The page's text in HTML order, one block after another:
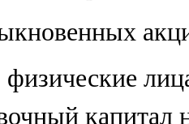
капитал